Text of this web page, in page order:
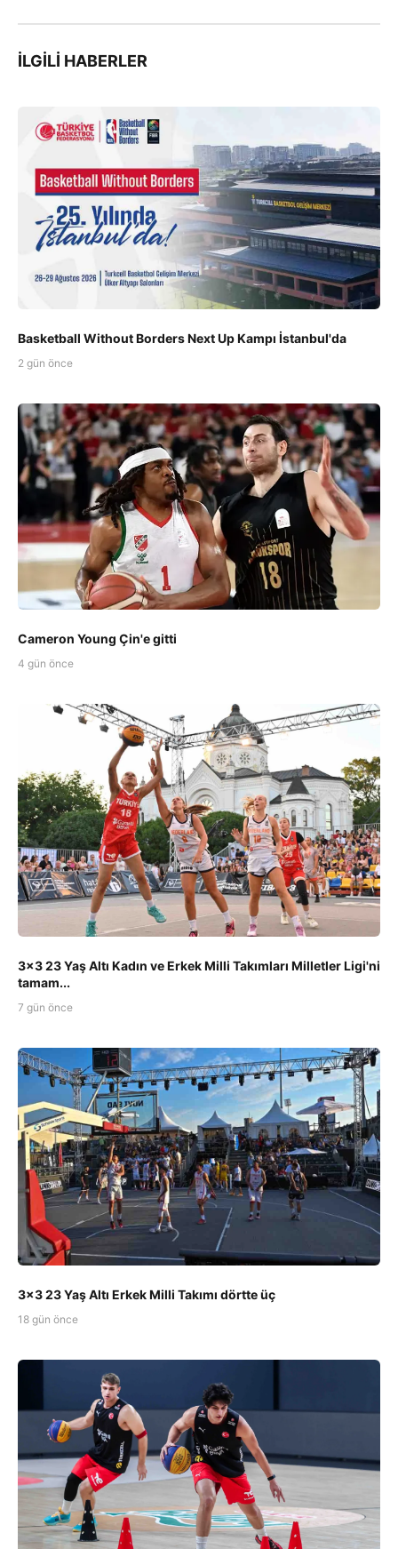
İLGILI HABERLER
Basketball Without Borders Next Up Kampı İstanbul'da
2 gün önce
Cameron Young Çin'e gitti
4 gün önce
3x3 23 Yaş Altı Kadın ve Erkek Milli Takımları Milletler Ligi'ni
tamam...
7 gün önce
3x3 23 Yaş Altı Erkek Milli Takımı dörtte üç
18 gün önce